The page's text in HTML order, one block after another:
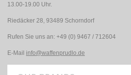
13.00-19.00 Uhr.
Riedäcker 28, 93489 Schorndorf
Rufen Sie uns an: +49 (0) 9467 / 712604
E-Mail info@waffenprudlo.de